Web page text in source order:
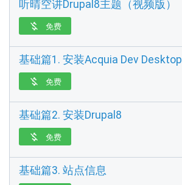
听晴空讲Drupal8主题（视频版）
 免费
基础篇1. 安装Acquia Dev Desktop
 免费
基础篇2. 安装Drupal8
 免费
基础篇3. 站点信息